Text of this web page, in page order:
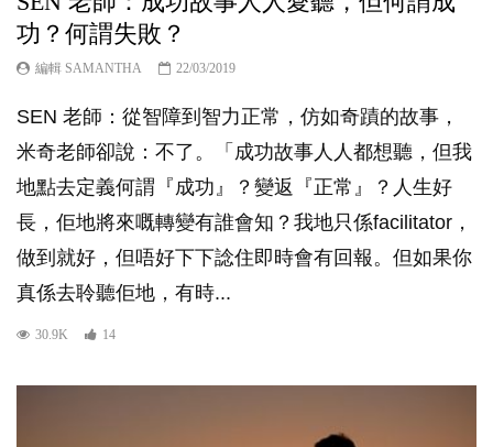
功？何謂失敗？
編輯 SAMANTHA 22/03/2019
SEN 老師：從智障到智力正常，仿如奇蹟的故事，
米奇老師卻說：不了。「成功故事人人都想聽，但我
地點去定義何謂『成功』？變返『正常』？人生好
長，佢地將來嘅轉變有誰會知？我地只係facilitator，
做到就好，但唔好下下諗住即時會有回報。但如果你
真係去聆聽佢地，有時...
30.9K 14